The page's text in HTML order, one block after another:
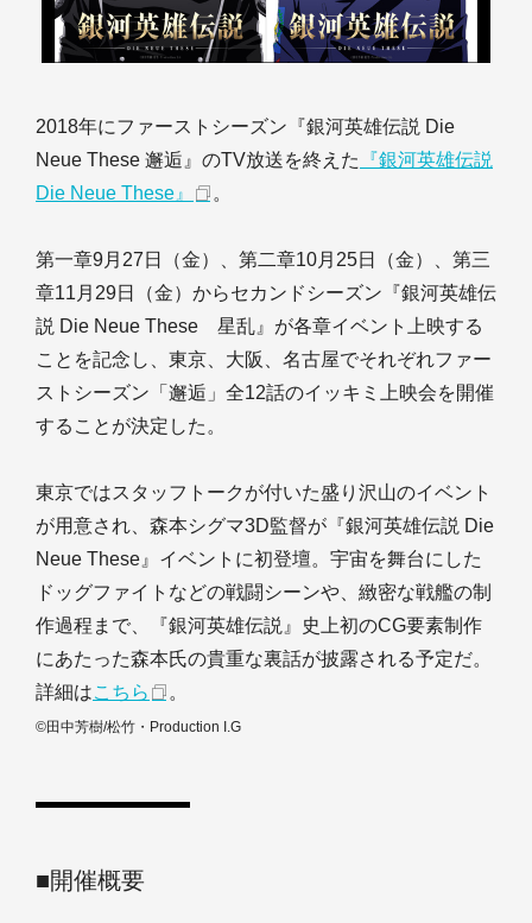
2018年にファーストシーズン『銀河英雄伝説 Die
Neue These 邂逅』のTV放送を終えた
『銀河英雄伝説
Die Neue These』
。
第一章9月27日（金）、第二章10月25日（金）、第三
章11月29日（金）からセカンドシーズン『銀河英雄伝
説 Die Neue These 星乱』が各章イベント上映する
ことを記念し、東京、大阪、名古屋でそれぞれファー
ストシーズン「邂逅」全12話のイッキミ上映会を開催
することが決定した。
東京ではスタッフトークが付いた盛り沢山のイベント
が用意され、森本シグマ3D監督が『銀河英雄伝説 Die
Neue These』イベントに初登壇。宇宙を舞台にした
ドッグファイトなどの戦闘シーンや、緻密な戦艦の制
作過程まで、『銀河英雄伝説』史上初のCG要素制作
にあたった森本氏の貴重な裏話が披露される予定だ。
詳細はこちら 。
©田中芳樹/松竹・Production I.G
■開催概要